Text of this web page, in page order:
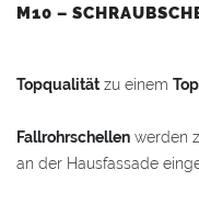
M10 –
Topqualität zu einem
Fallrohrschellen werden
an der Hausfassade